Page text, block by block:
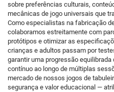
sobre preferências culturais,
mecânicas de jogo universais que
Como especialistas na fabricação
colaboramos estreitamente com
protótipos e otimizar as
crianças e adultos passam por
garantir uma progressão
contínuo ao longo de múltiplas
mercado de nossos jogos de
segurança e valor educacional —